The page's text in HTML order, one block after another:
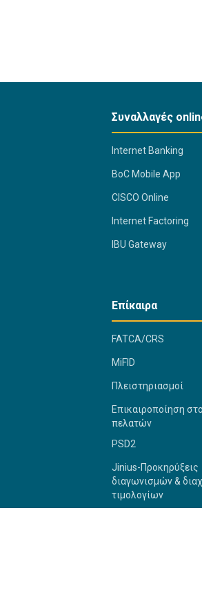
Συναλλαγές
Internet Banking
BoC Mobile App
CISCO Online
Internet Factoring
IBU Gateway
Επίκαιρα
FATCA/CRS
MiFID
Πλειστηριασμοί
Επικαιροποίηση
πελατών
PSD2
Jinius-Προκηρύξεις
διαγωνισμών &
τιμολογίων